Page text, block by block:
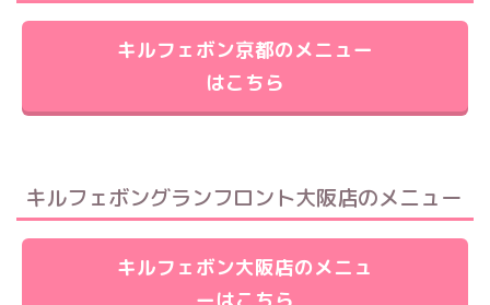
キルフェボン京都のメニュー
はこちら
キルフェボングランフロント大阪店のメニュー
キルフェボン大阪店のメニュ